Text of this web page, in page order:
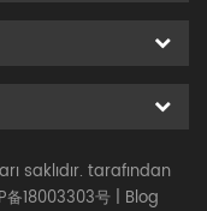
saklıdır. tarafından
备18003303号| Blog